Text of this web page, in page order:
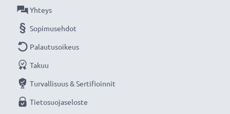
virtalähde valokuvakameraasi tai videokameraasi.
Olemme vuonna 2004 perustettu kansainvälinen
verkkokauppa, joka tarjoaa laadukkaita tuotteita, ja
siksi tarjoamme 36 kuukauden takuun!
Yhteys
Sopimusehdot
Palautusoikeus
Takuu
Turvallisuus & Sertifioinnit
Tietosuojaseloste